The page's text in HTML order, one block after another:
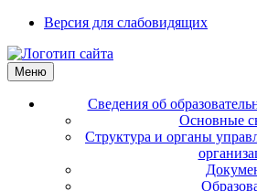
Версия для слабовидящих
Меню
Сведения об
Основные
Структура и органы